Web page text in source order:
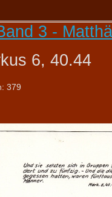
3 -
6, 40.44
379